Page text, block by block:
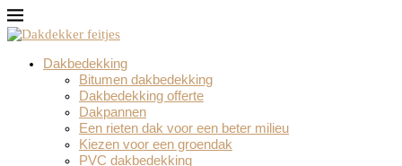
Dakbedekking
Bitumen dakbedekking
Dakbedekking offerte
Dakpannen
Een rieten dak voor een beter milieu
Kiezen voor een groendak
PVC dakbedekking